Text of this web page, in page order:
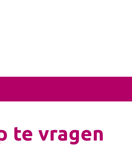
te vragen